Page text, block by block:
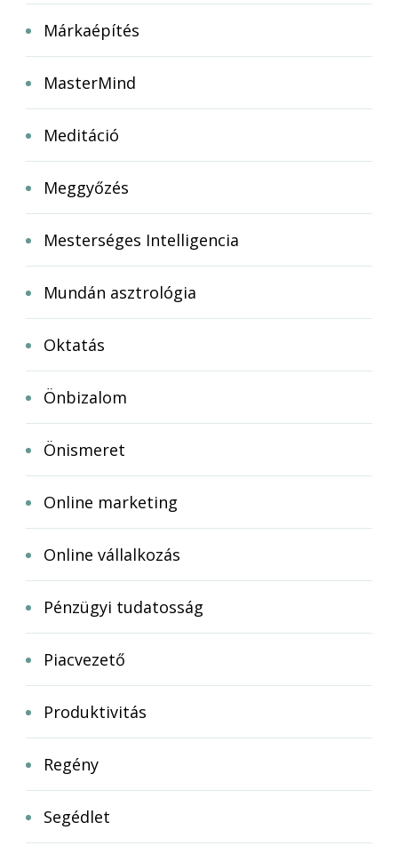
Márkaépítés
MasterMind
Meditáció
Meggyőzés
Mesterséges Intelligencia
Mundán asztrológia
Oktatás
Önbizalom
Önismeret
Online marketing
Online vállalkozás
Pénzügyi tudatosság
Piacvezető
Produktivitás
Regény
Segédlet